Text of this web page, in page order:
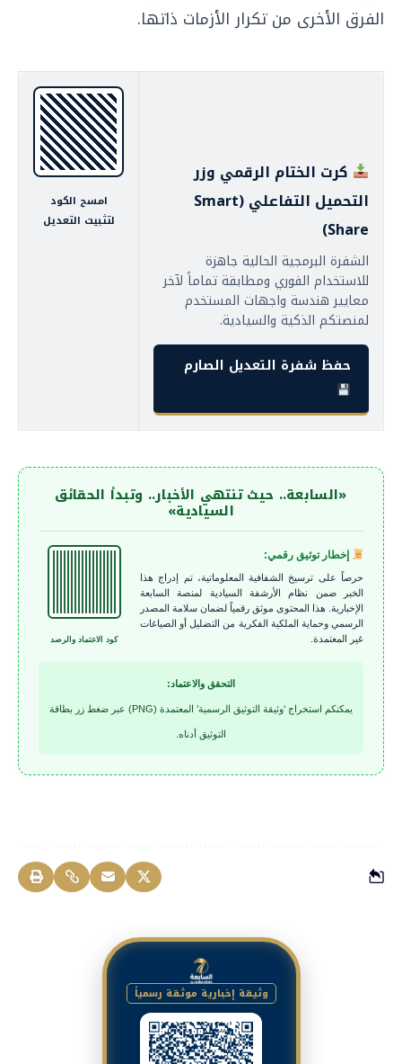
الفرق الأخرى من تكرار الأزمات ذاتها.
كرت الختام الرقمي وزر
التحميل التفاعلي (Smart
Share)
الشفرة البرمجية الحالية جاهزة
للاستخدام الفوري ومطابقة تماماً لآخر
معايير هندسة واجهات المستخدم
لمنصتكم الذكية والسيادية.
حفظ شفرة التعديل الصارم
امسح الكود
لتثبيت التعديل
«السابعة.. حيث تنتهي الأخبار.. وتبدأ الحقائق
السيادية»
إخطار توثيق رقمي:
حرصاً على ترسيخ الشفافية المعلوماتية، تم إدراج هذا
الخبر ضمن نظام الأرشفة السيادية لمنصة السابعة
الإخبارية. هذا المحتوى موثق رقمياً لضمان سلامة المصدر
الرسمي وحماية الملكية الفكرية من التضليل أو الصياغات
غير المعتمدة.
كود الاعتماد والرصد
التحقق والاعتماد:
يمكنكم استخراج ‘وثيقة التوثيق الرسمية’ المعتمدة (PNG) عبر ضغط زر بطاقة
التوثيق أدناه.
وثيقة إخبارية موثقة رسمياً